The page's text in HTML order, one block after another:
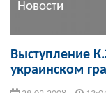
Новости
Выступление
украинском